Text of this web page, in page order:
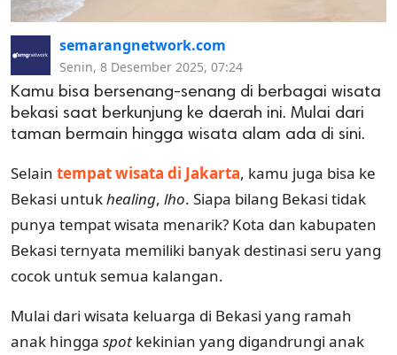
semarangnetwork.com
Senin, 8 Desember 2025, 07:24
Kamu bisa bersenang-senang di berbagai wisata
bekasi saat berkunjung ke daerah ini. Mulai dari
taman bermain hingga wisata alam ada di sini.
Selain tempat wisata di Jakarta, kamu juga bisa ke
Bekasi untukhealing, lho. Siapa bilang Bekasi tidak
punya tempat wisata menarik? Kota dan kabupaten
Bekasi ternyata memiliki banyak destinasi seru yang
cocok untuk semua kalangan.
Mulai dari wisata keluarga di Bekasi yang ramah
anak hingga spot kekinian yang digandrungi anak